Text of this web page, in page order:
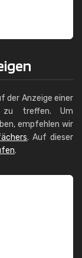
der Anzeige einer
zu treffen. Um
empfehlen wir
. Auf dieser
.